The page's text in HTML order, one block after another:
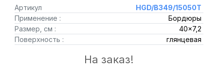
Артикул
HGD/B349/15050T
Применение :
Бордюры
Размер, см :
40x7,2
Поверхность :
глянцевая
На заказ!